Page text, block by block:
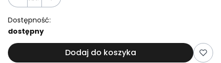
Dostępność:
dostępny
Dodaj do koszyka